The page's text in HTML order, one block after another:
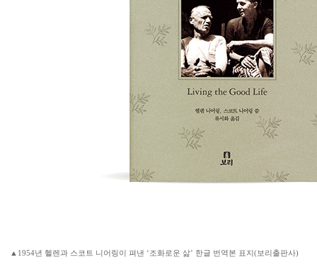
▲1954년 헬렌과 스코트 니어링이 펴낸 ‘조화로운 삶’ 한글 번역본 표지(보리출판사)